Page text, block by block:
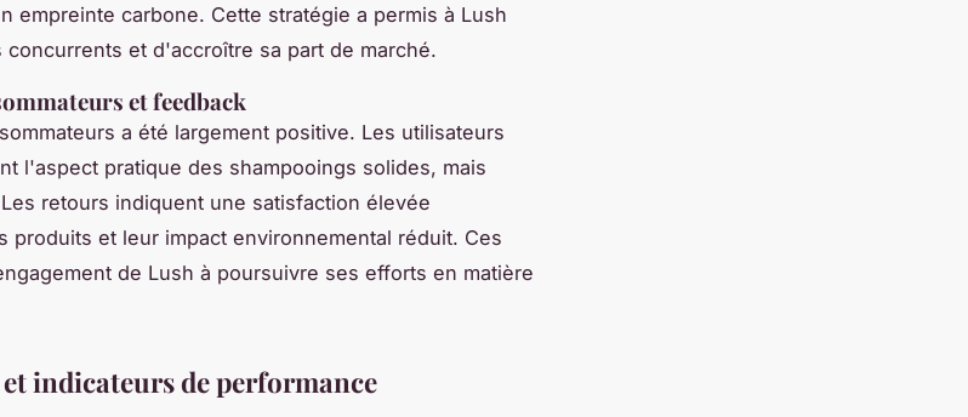
empreinte carbone. Cette stratégie a permis à Lush
et d'accroître sa part de marché.
et feedback
a été largement positive. Les utilisateurs
l'aspect pratique des shampooings solides, mais
retours indiquent une satisfaction élevée
produits et leur impact environnemental réduit. Ces
de Lush à poursuivre ses efforts en matière
et indicateurs de performance